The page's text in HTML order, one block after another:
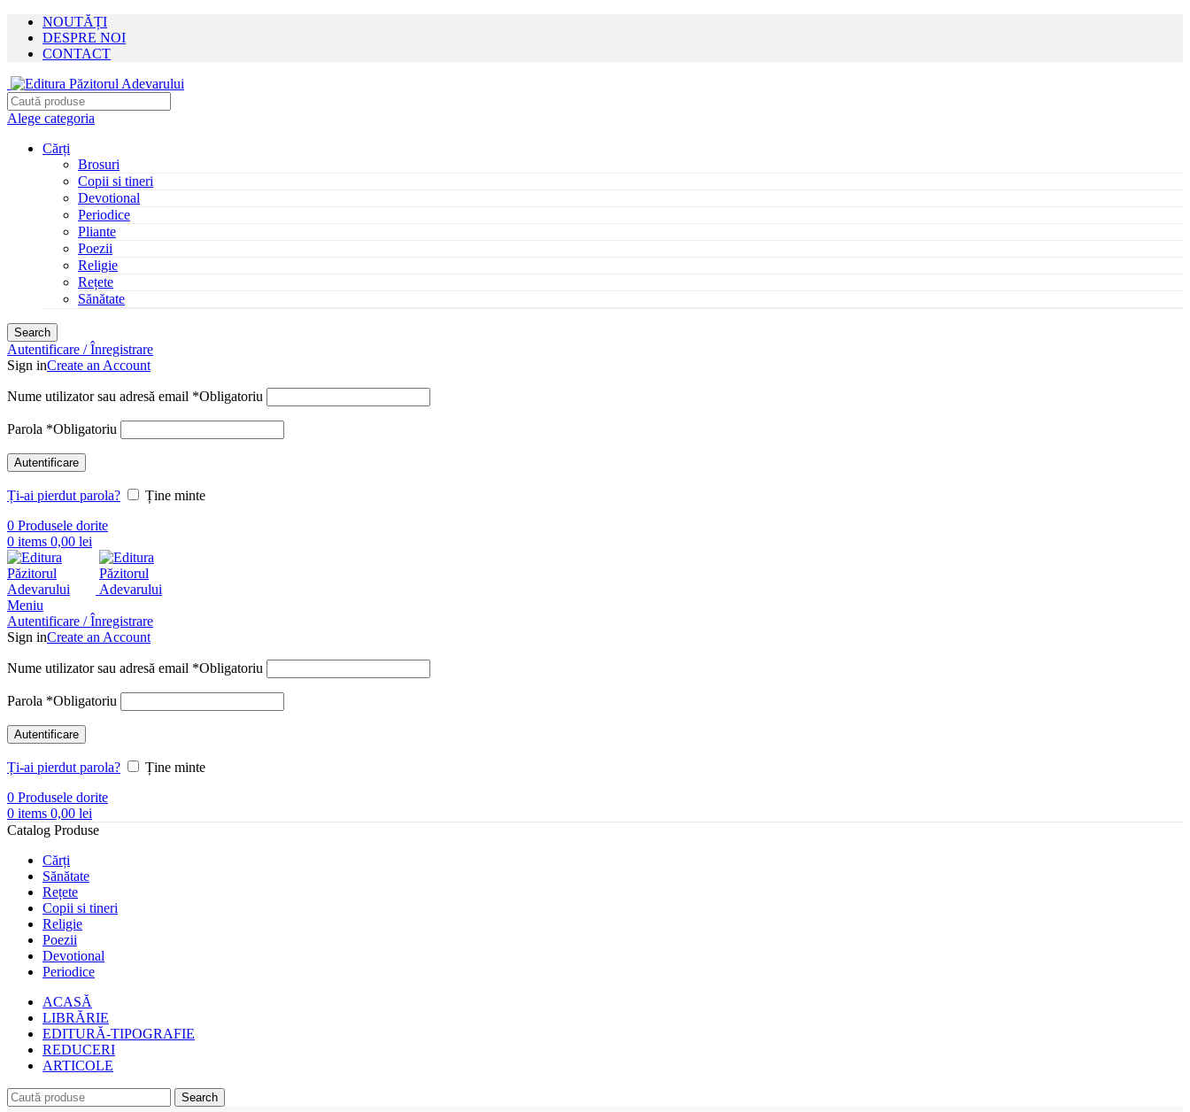
NOUTĂȚI
DESPRE NOI
CONTACT
Alege categoria
Cărți
Brosuri
Copii si tineri
Devotional
Periodice
Pliante
Poezii
Religie
Rețete
Sănătate
Search
Autentificare / Înregistrare
Sign inCreate an Account
Nume utilizator sau adresă email *Obligatoriu
Parola *Obligatoriu
Autentificare
Ți-ai pierdut parola?
Ține minte
0 Produsele dorite
0 items 0,00 lei
Meniu
Autentificare / Înregistrare
Sign inCreate an Account
Nume utilizator sau adresă email *Obligatoriu
Parola *Obligatoriu
Autentificare
Ți-ai pierdut parola?
Ține minte
0 Produsele dorite
0 items 0,00 lei
Catalog Produse
Cărți
Sănătate
Rețete
Copii si tineri
Religie
Poezii
Devotional
Periodice
ACASĂ
LIBRĂRIE
EDITURĂ-TIPOGRAFIE
REDUCERI
ARTICOLE
Search